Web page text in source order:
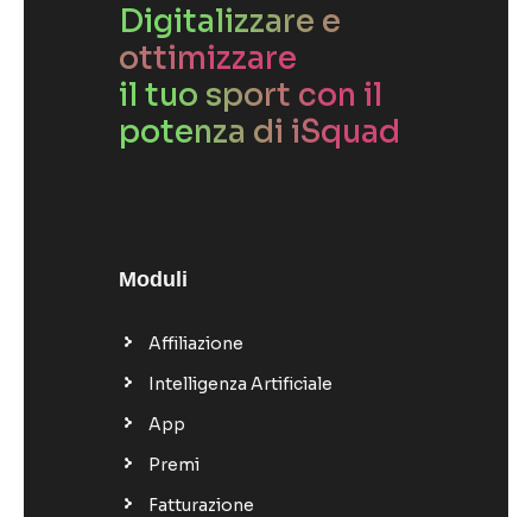
Digitalizzare e
ottimizzare
il tuo sport con il
potenza di iSquad
Moduli
Affiliazione
Intelligenza Artificiale
App
Premi
Fatturazione